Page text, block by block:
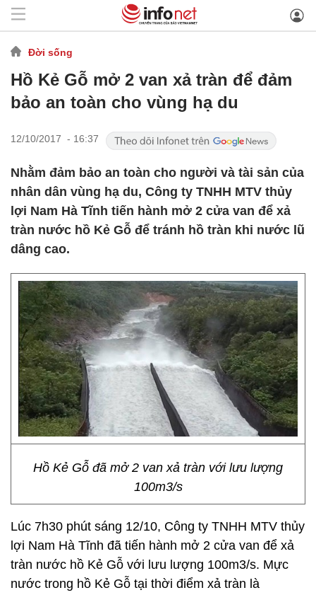
Đời sống
Hồ Kẻ Gỗ mở 2 van xả tràn để đảm
bảo an toàn cho vùng hạ du
12/10/2017 - 16:37
Nhằm đảm bảo an toàn cho người và tài sản của
nhân dân vùng hạ du, Công ty TNHH MTV thủy
lợi Nam Hà Tĩnh tiến hành mở 2 cửa van để xả
tràn nước hồ Kẻ Gỗ để tránh hồ tràn khi nước lũ
dâng cao.
Hồ Kẻ Gỗ đã mở 2 van xả tràn với lưu lượng
100m3/s
Lúc 7h30 phút sáng 12/10, Công ty TNHH MTV thủy
lợi Nam Hà Tĩnh đã tiến hành mở 2 cửa van để xả
tràn nước hồ Kẻ Gỗ với lưu lượng 100m3/s. Mực
nước trong hồ Kẻ Gỗ tại thời điểm xả tràn là